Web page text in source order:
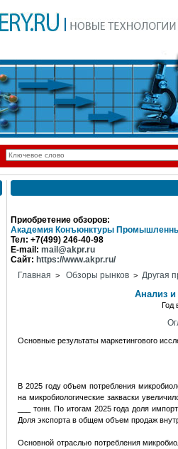
Приобретение обзоров:
Академия Конъюнктуры
Тел: +7(499) 246-40-98
E-mail: mail@akpr.ru
Сайт: https://www.akpr.ru/
Главная > Обзоры рынков > Другая
Анализ и
Год
Основные результаты маркетингового
В 2025 году объем потребления
на микробиологические закваски
___ тонн. По итогам 2025 года доля
Доля экспорта в общем объем продаж
Основной отраслью потребления